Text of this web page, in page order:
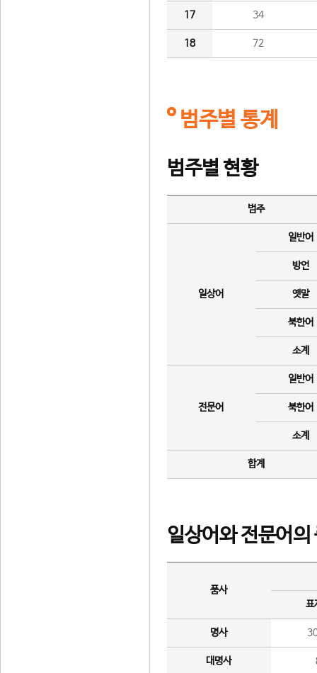
17 34
18 72
범주별 통계
범주별 현황
범주
일상어
일반어
방언
옛말
북한어
소계
전문어
일반어
북한어
소계
합계
일상어와 전문어의
품사
표
명사
대명사